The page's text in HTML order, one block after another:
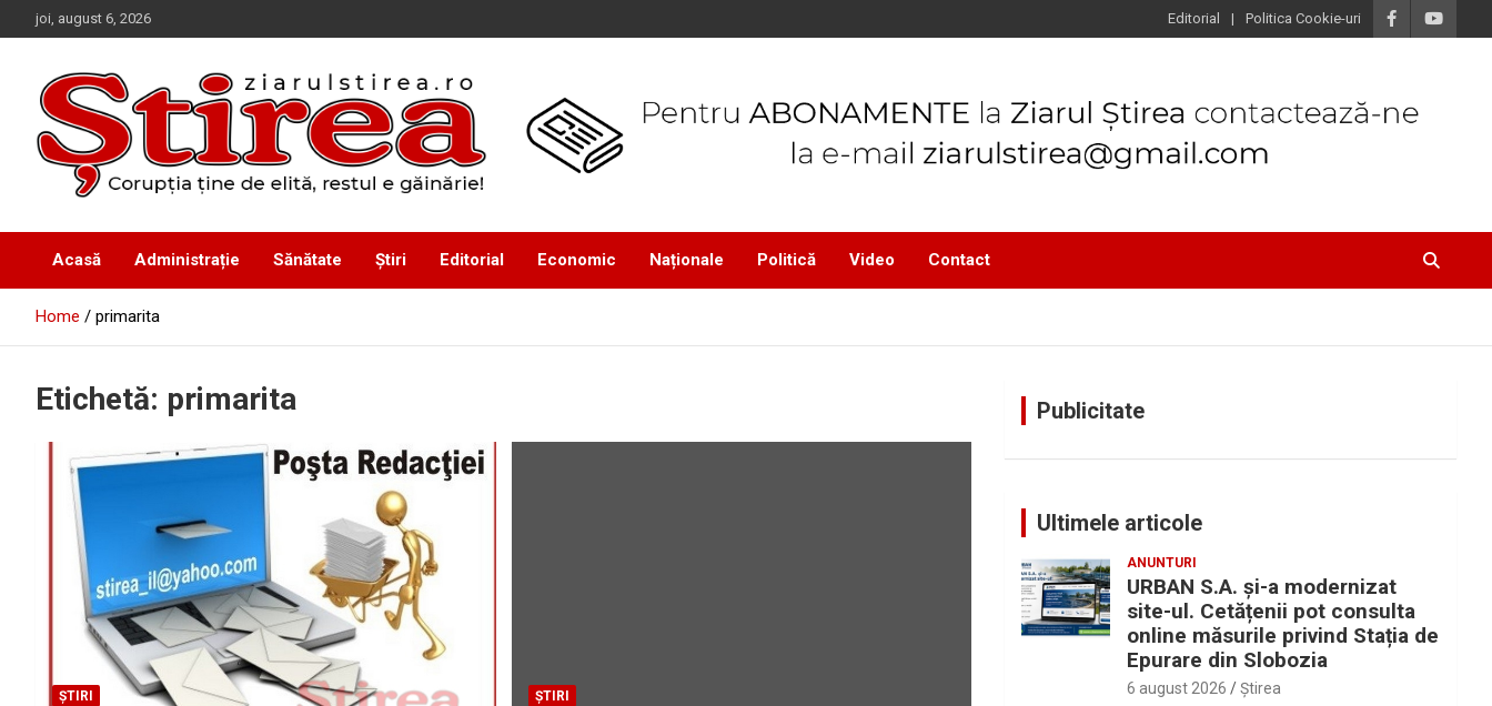
to
joi, august 6, 2026 Editorial Politica Cookie-uri
Ziarul Știrea
Acasă Administrație Sănătate Știri Editorial Economic Naționale Politică Video Contact
Home primarita
Etichetă: primarita
ȘTIRI ȘTIRI
Publicitate
Ultimele articole
ANUNTURI
URBAN S.A. și-a modernizat
site-ul. Cetățenii pot consulta
online măsurile privind Stația de
Epurare din Slobozia
6 august 2026 Ştirea